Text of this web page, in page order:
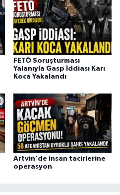
FETÖ Soruşturması
Yalanıyla Gasp İddiası Karı
Koca Yakalandı
Artvin'de insan tacirlerine
operasyon